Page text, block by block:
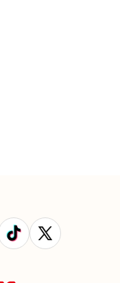
TikTok
X
(Twitter)